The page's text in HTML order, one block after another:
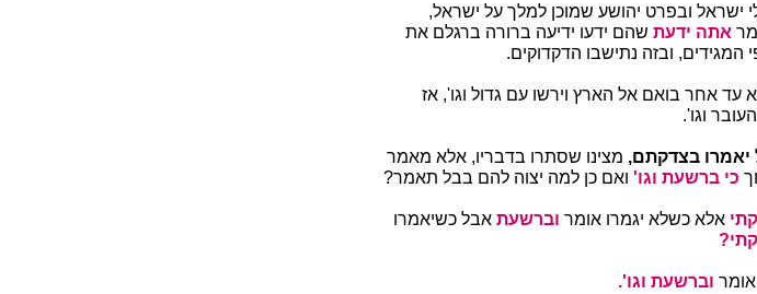
ישראל ובפרט יהושע שמוכן למלך על ישראל,
אתה ידעת שהם ידעו ידיעה ברורה ברגלם את
המגידים, ובזה נתישבו הדקדוקים.
עד אחר בואם אל הארץ וירשו עם גדול וגו', אז
וגו'.
יאמרו בצדקתם, מצינו שסתרו בדבריו, אלא מאמר
כי ברשעת וגו' ואם כן למה יצוה להם בבל תאמר?
אלא כשלא יגמרו אומר וברשעת אבל כשיאמרו
וברשעת וגו'.